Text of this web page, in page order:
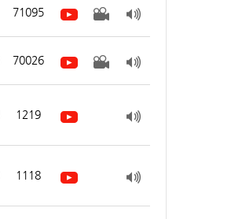
71095
70026
1219
1118